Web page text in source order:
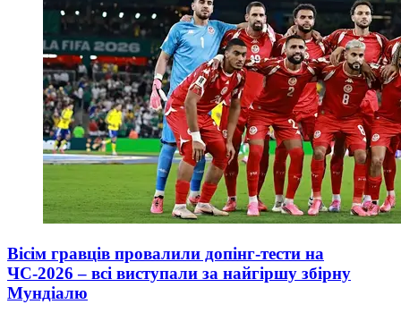
Вісім гравців провалили допінг-тести на
ЧС-2026 – всі виступали за найгіршу збірну
Мундіалю